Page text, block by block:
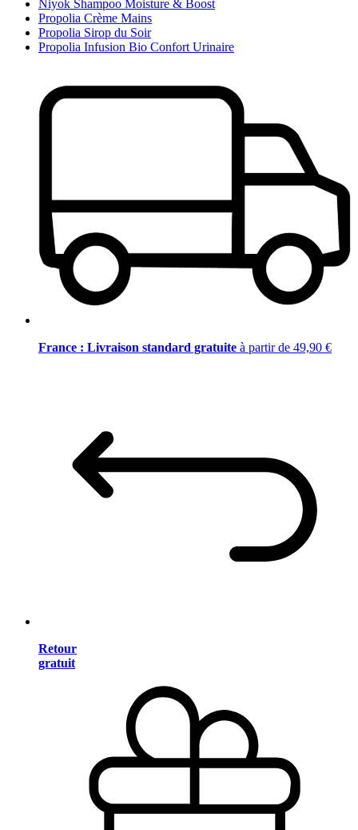
Niyok Shampoo Moisture & Boost
Propolia Crème Mains
Propolia Sirop du Soir
Propolia Infusion Bio Confort Urinaire
France : Livraison standard gratuite à partir de 49,90 €
Retour
gratuit